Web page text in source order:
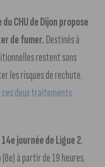
CHU de Dijon propose
de fumer.Destinés à
restent sans
les risques de rechute.
ces deux traitements
journée de Ligue 2.
à partir de 19 heures.